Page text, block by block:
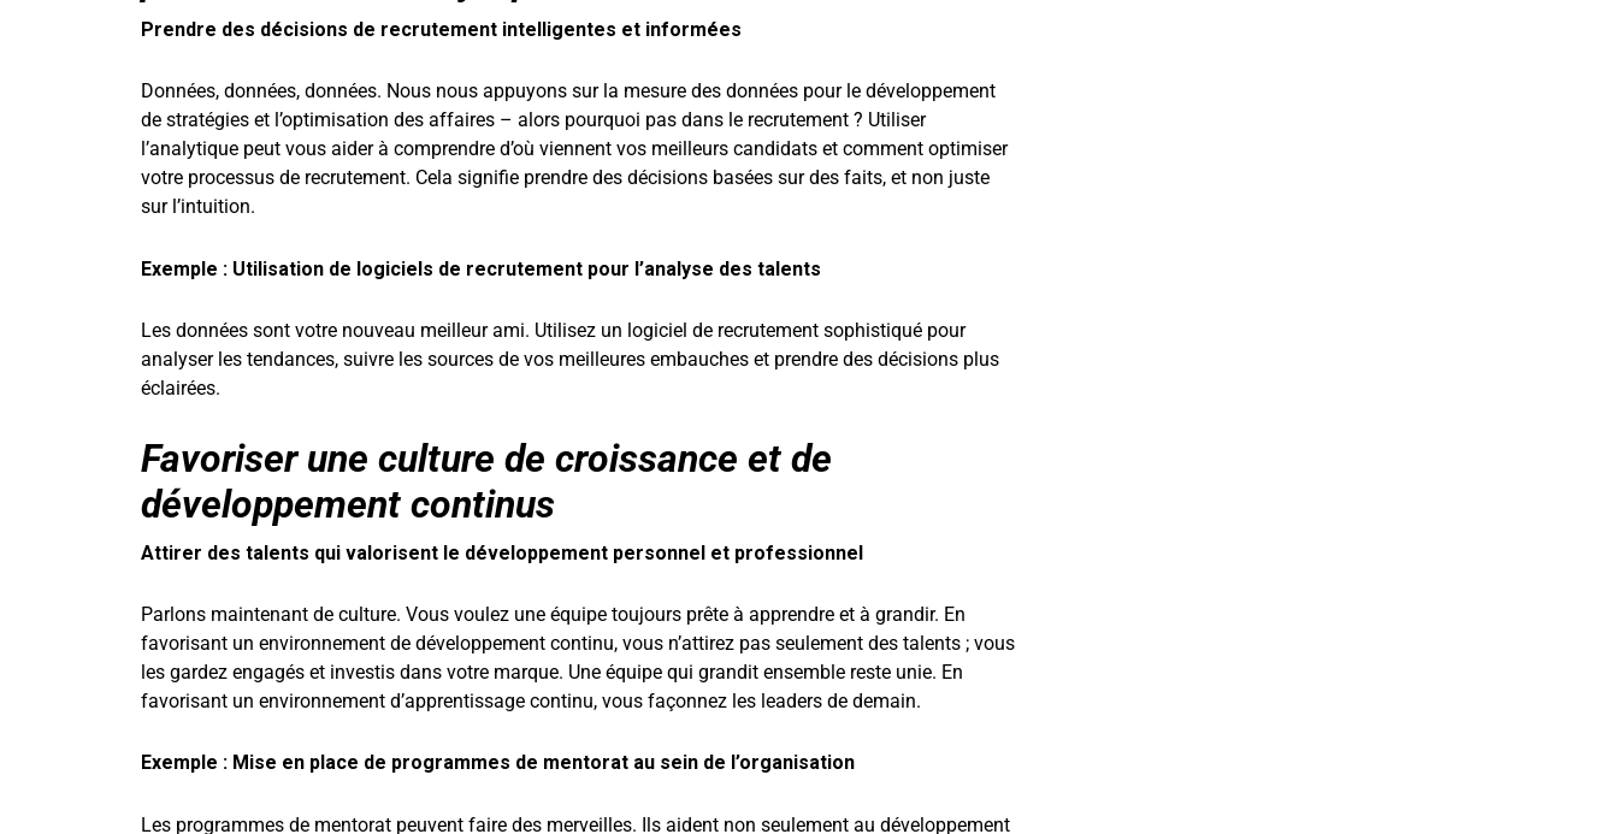
Prendre des décisions de recrutement intelligentes et informées
Données, données, données. Nous nous appuyons sur la mesure des données pour le développement
de stratégies et l’optimisation des affaires – alors pourquoi pas dans le recrutement ? Utiliser
l’analytique peut vous aider à comprendre d’où viennent vos meilleurs candidats et comment optimiser
votre processus de recrutement. Cela signifie prendre des décisions basées sur des faits, et non juste
sur l’intuition.
Exemple : Utilisation de logiciels de recrutement pour l’analyse des talents
Les données sont votre nouveau meilleur ami. Utilisez un logiciel de recrutement sophistiqué pour
analyser les tendances, suivre les sources de vos meilleures embauches et prendre des décisions plus
éclairées.
Favoriser une culture de croissance et de
développement continus
Attirer des talents qui valorisent le développement personnel et professionnel
Parlons maintenant de culture. Vous voulez une équipe toujours prête à apprendre et à grandir. En
favorisant un environnement de développement continu, vous n’attirez pas seulement des talents ; vous
les gardez engagés et investis dans votre marque. Une équipe qui grandit ensemble reste unie. En
favorisant un environnement d’apprentissage continu, vous façonnez les leaders de demain.
Exemple : Mise en place de programmes de mentorat au sein de l’organisation
Les programmes de mentorat peuvent faire des merveilles. Ils aident non seulement au développement